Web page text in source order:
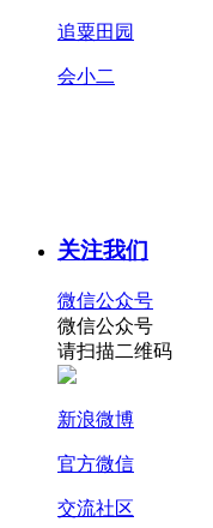
追粟田园
会小二
关注我们
微信公众号
微信公众号
请扫描二维码
新浪微博
官方微信
交流社区